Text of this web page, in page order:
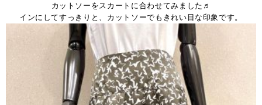
カットソーをスカートに合わせてみました♬
インにしてすっきりと、カットソーでもきれい目な印象です。